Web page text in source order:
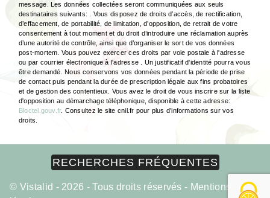
message. Les données collectées seront communiquées aux seuls
destinataires suivants: . Vous disposez de droits d’accès, de rectification,
d’effacement, de portabilité, de limitation, d’opposition, de retrait de votre
consentement à tout moment et du droit d’introduire une réclamation auprès
d’une autorité de contrôle, ainsi que d’organiser le sort de vos données
post-mortem. Vous pouvez exercer ces droits par voie postale à l'adresse
ou par courrier électronique à l'adresse . Un justificatif d'identité pourra vous
être demandé. Nous conservons vos données pendant la période de prise
de contact puis pendant la durée de prescription légale aux fins probatoires
et de gestion des contentieux. Vous avez le droit de vous inscrire sur la liste
d'opposition au démarchage téléphonique, disponible à cette adresse:
Bloctel.gouv.fr. Consultez le site cnil.fr pour plus d’informations sur vos
droits.
RECHERCHES FRÉQUENTES
© Vistalid - 2026 - Tous droits réservés - Mentions